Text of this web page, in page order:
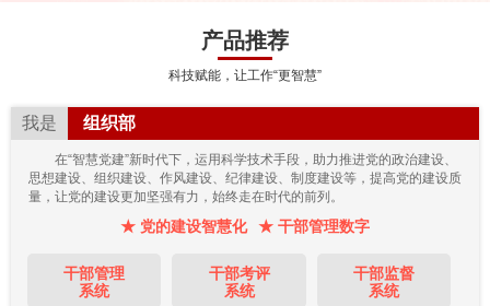
产品推荐
科技赋能，让工作“更智慧”
我是 组织部
在“智慧党建”新时代下，运用科学技术手段，助力推进党的政治建设、
思想建设、组织建设、作风建设、纪律建设、制度建设等，提高党的建设质
量，让党的建设更加坚强有力，始终走在时代的前列。
★ 党的建设智慧化 ★ 干部管理数字
干部管理
系统
干部考评
系统
干部监督
系统